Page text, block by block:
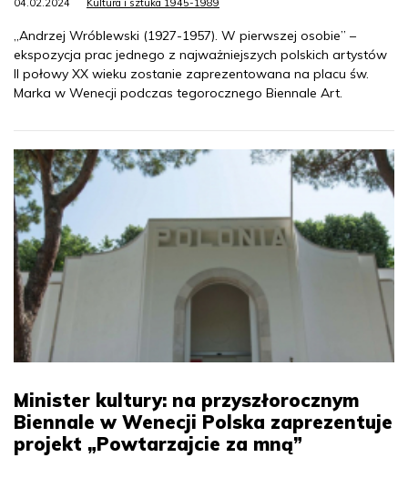
04.02.2024 Kultura i sztuka 1945-1989
„Andrzej Wróblewski (1927-1957). W pierwszej osobie” –
ekspozycja prac jednego z najważniejszych polskich artystów
II połowy XX wieku zostanie zaprezentowana na placu św.
Marka w Wenecji podczas tegorocznego Biennale Art.
Minister kultury: na przyszłorocznym
Biennale w Wenecji Polska zaprezentuje
projekt „Powtarzajcie za mną”